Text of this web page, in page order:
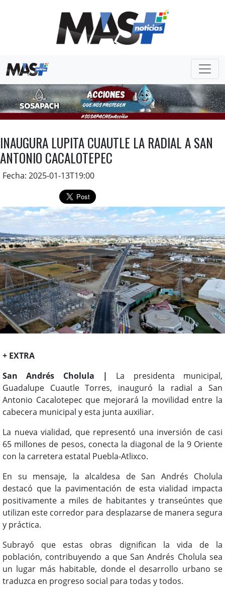
INAUGURA LUPITA CUAUTLE LA RADIAL A SAN
ANTONIO CACALOTEPEC
Fecha: 2025-01-13T19:00
+ EXTRA
San Andrés Cholula |
La presidenta municipal,
Guadalupe Cuautle Torres, inauguró la radial a San
Antonio Cacalotepec que mejorará la movilidad entre la
cabecera municipal y esta junta auxiliar.
La nueva vialidad, que representó una inversión de casi
65 millones de pesos, conecta la diagonal de la 9 Oriente
con la carretera estatal Puebla-Atlixco.
En su mensaje, la alcaldesa de San Andrés Cholula
destacó que la pavimentación de esta vialidad impacta
positivamente a miles de habitantes y transeúntes que
utilizan este corredor para desplazarse de manera segura
y práctica.
Subrayó que estas obras dignifican la vida de la
población, contribuyendo a que San Andrés Cholula sea
un lugar más habitable, donde el desarrollo urbano se
traduzca en progreso social para todas y todos.